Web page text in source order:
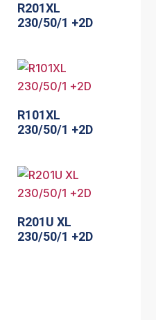
R201XL
230/50/1 +2D
R101XL
230/50/1 +2D
R201U XL
230/50/1 +2D